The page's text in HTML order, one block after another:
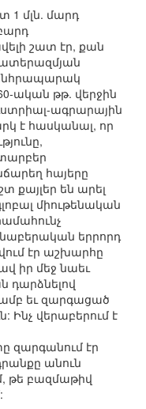
1 մլն. մարդ
շատ էր, քան
ական թթ. վերջին
ագրարային
է հասկանալ, որ
հայերը
քայլեր են արել
միութենական
երրորդ
էր աշխարհը
իր մեջ նաեւ
դարձնելով
եւ զարգացած
Ինչ վերաբերում է
զարգանում էր
անուն
թե բազմաթիվ